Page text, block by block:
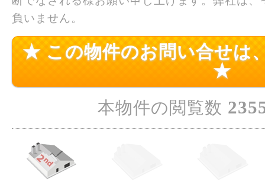
負いません。
★ この物件のお問い合せは
★
本物件の閲覧数